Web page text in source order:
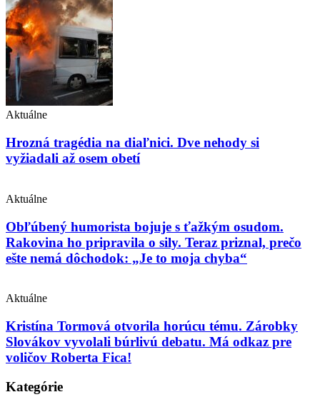
Aktuálne
Hrozná tragédia na diaľnici. Dve nehody si
vyžiadali až osem obetí
Aktuálne
Obľúbený humorista bojuje s ťažkým osudom.
Rakovina ho pripravila o sily. Teraz priznal, prečo
ešte nemá dôchodok: „Je to moja chyba“
Aktuálne
Kristína Tormová otvorila horúcu tému. Zárobky
Slovákov vyvolali búrlivú debatu. Má odkaz pre
voličov Roberta Fica!
Kategórie